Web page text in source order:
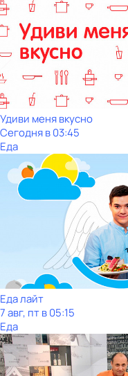
Удиви меня вкусно
Сегодня в 03:45
Еда
Еда лайт
7 авг, пт в 05:15
Еда